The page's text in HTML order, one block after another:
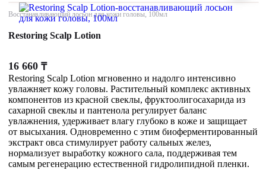
Восстанавливающий лосьон для кожи головы, 100мл
Restoring Scalp Lotion
16 660 ₸
Restoring Scalp Lotion мгновенно и надолго интенсивно
увлажняет кожу головы. Растительный комплекс активных
компонентов из красной свеклы, фруктоолигосахарида из
сахарной свеклы и пантенола регулирует баланс
увлажнения, удерживает влагу глубоко в коже и защищает
от высыхания. Одновременно с этим биоферментированный
экстракт овса стимулирует работу сальных желез,
нормализует выработку кожного сала, поддерживая тем
самым регенерацию естественной гидролипидной пленки.